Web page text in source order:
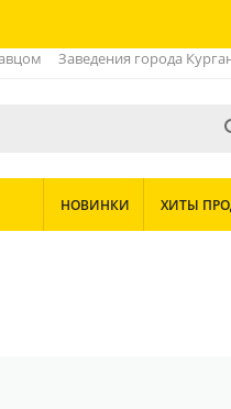
Заведения города
НОВИНКИ ХИТЫ